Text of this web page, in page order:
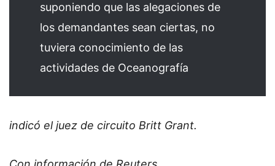
suponiendo que las alegaciones de
los demandantes sean ciertas, no
tuviera conocimiento de las
actividades de Oceanografía
indicó el juez de circuito Britt Grant.